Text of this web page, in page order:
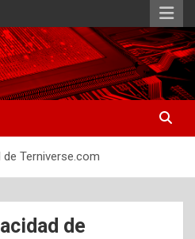
Terniverse.com
de